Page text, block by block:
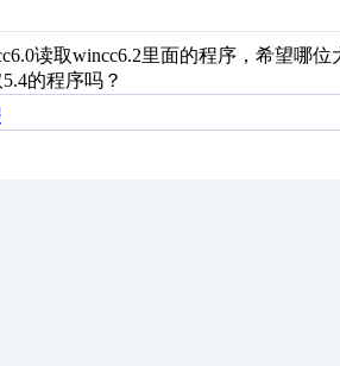
读取wincc6.2里面的程序，希望哪
的程序吗？